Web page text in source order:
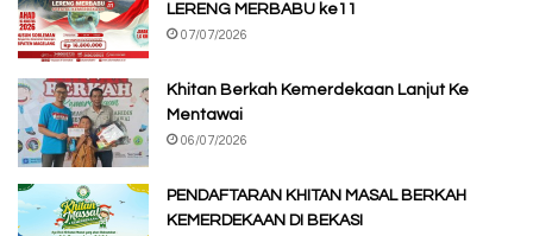
LERENG MERBABU ke11
07/07/2026
Khitan Berkah Kemerdekaan Lanjut Ke
Mentawai
06/07/2026
PENDAFTARAN KHITAN MASAL BERKAH
KEMERDEKAAN DI BEKASI